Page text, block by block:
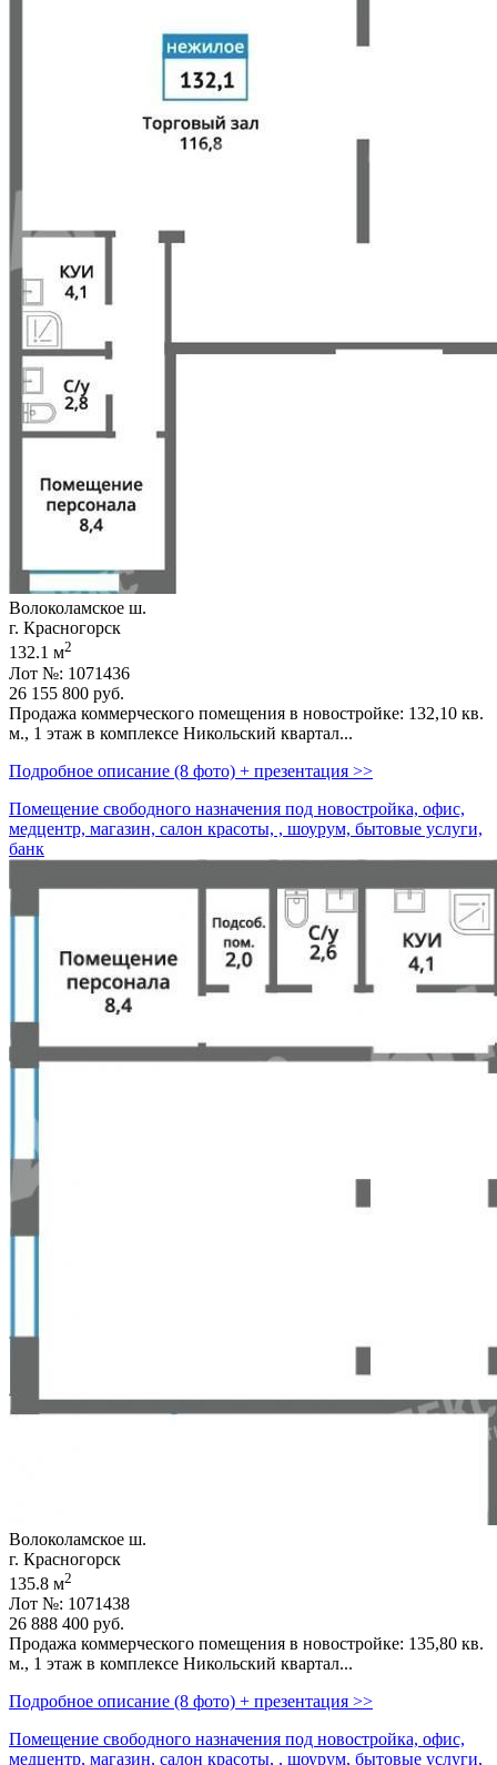
Волоколамское ш.
г. Красногорск
132.1 м2
Лот №: 1071436
26 155 800 руб.
Продажа коммерческого помещения в новостройке: 132,­10 кв.
м.,­ 1 этаж в комплексе Никольский квартал...
Подробное описание (8 фото) + презентация >>
Помещение свободного назначения под новостройка, офис,
медцентр, магазин, салон красоты, , шоурум, бытовые услуги,
банк
Волоколамское ш.
г. Красногорск
135.8 м2
Лот №: 1071438
26 888 400 руб.
Продажа коммерческого помещения в новостройке: 135,­80 кв.
м.,­ 1 этаж в комплексе Никольский квартал...
Подробное описание (8 фото) + презентация >>
Помещение свободного назначения под новостройка, офис,
медцентр, магазин, салон красоты, , шоурум, бытовые услуги,